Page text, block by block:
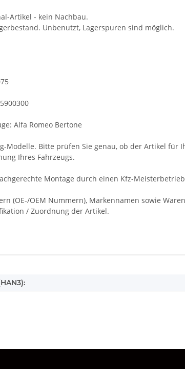
Artikel - kein Nachbau.
Unbenutzt, Lagerspuren sind möglich.
Alfa Romeo Bertone
Modelle. Bitte prüfen Sie genau, ob der Artikel
Ihres Fahrzeugs.
Montage durch einen Kfz-
(OE-/OEM Nummern), Markennamen sowie
/ Zuordnung der Artikel.